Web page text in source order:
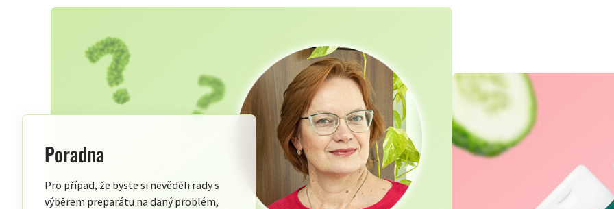
Poradna
Pro případ, že byste si nevěděli rady s
výběrem preparátu na daný problém,